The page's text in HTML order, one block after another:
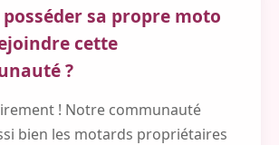
sa propre moto
cette
?
! Notre communauté
bien les motards propriétaires